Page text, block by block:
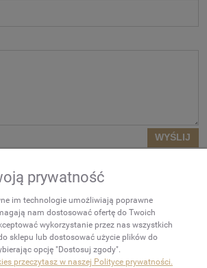
WYŚLIJ
jeżeli
i
prywatność
im technologie umożliwiają poprawne
nam dostosować ofertę do Twoich
wykorzystanie przez nas wszystkich
sklepu lub dostosować użycie plików do
opcję "Dostosuj zgody".
przeczytasz w naszej Polityce prywatności.